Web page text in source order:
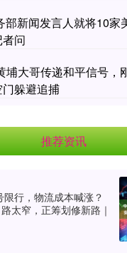
部新闻发言人就将10家
问
埔大哥传递和平信号，
躲避追捕
推荐资讯
行，物流成本喊涨？
太窄，正筹划修新路｜